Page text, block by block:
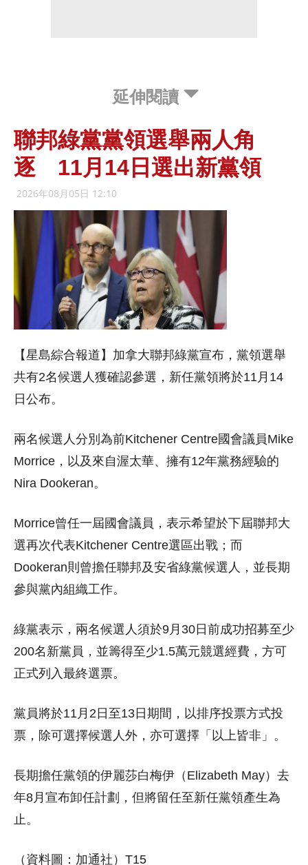
延伸閱讀
聯邦綠黨黨領選舉兩人角
逐 11月14日選出新黨領
2026年08月05日 12:10
【星島綜合報道】加拿大聯邦綠黨宣布，黨領選舉
共有2名候選人獲確認參選，新任黨領將於11月14
日公布。
兩名候選人分別為前Kitchener Centre國會議員Mike
Morrice，以及來自渥太華、擁有12年黨務經驗的
Nira Dookeran。
Morrice曾任一屆國會議員，表示希望於下屆聯邦大
選再次代表Kitchener Centre選區出戰；而
Dookeran則曾擔任聯邦及安省綠黨候選人，並長期
參與黨內組織工作。
綠黨表示，兩名候選人須於9月30日前成功招募至少
200名新黨員，並籌得至少1.5萬元競選經費，方可
正式列入最終選票。
黨員將於11月2日至13日期間，以排序投票方式投
票，除可選擇候選人外，亦可選擇「以上皆非」。
長期擔任黨領的伊麗莎白梅伊（Elizabeth May）去
年8月宣布卸任計劃，但將留任至新任黨領產生為
止。
（資料圖：加通社）T15